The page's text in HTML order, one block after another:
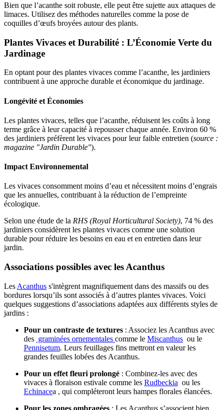
Bien que l’acanthe soit robuste, elle peut être sujette aux attaques de
limaces. Utilisez des méthodes naturelles comme la pose de
coquilles d’œufs broyées autour des plants.
Plantes Vivaces et Durabilité : L’Économie Verte du
Jardinage
En optant pour des plantes vivaces comme l’acanthe, les jardiniers
contribuent à une approche durable et économique du jardinage.
Longévité et Économies
Les plantes vivaces, telles que l’acanthe, réduisent les coûts à long
terme grâce à leur capacité à repousser chaque année. Environ 60 %
des jardiniers préfèrent les vivaces pour leur faible entretien (source :
magazine "Jardin Durable").
Impact Environnemental
Les vivaces consomment moins d’eau et nécessitent moins d’engrais
que les annuelles, contribuant à la réduction de l’empreinte
écologique.
Selon une étude de la RHS (Royal Horticultural Society), 74 % des
jardiniers considèrent les plantes vivaces comme une solution
durable pour réduire les besoins en eau et en entretien dans leur
jardin.
Associations possibles avec les Acanthus
Les Acanthus s'intègrent magnifiquement dans des massifs ou des
bordures lorsqu’ils sont associés à d’autres plantes vivaces. Voici
quelques suggestions d’associations adaptées aux différents styles de
jardins :
Pour un contraste de textures : Associez les Acanthus avec
des graminées ornementales comme le Miscanthus ou le
Pennisetum. Leurs feuillages fins mettront en valeur les
grandes feuilles lobées des Acanthus.
Pour un effet fleuri prolongé : Combinez-les avec des
vivaces à floraison estivale comme les Rudbeckia ou les
Echinacea , qui compléteront leurs hampes florales élancées.
Pour les zones ombragées : Les Acanthus s’associent bien